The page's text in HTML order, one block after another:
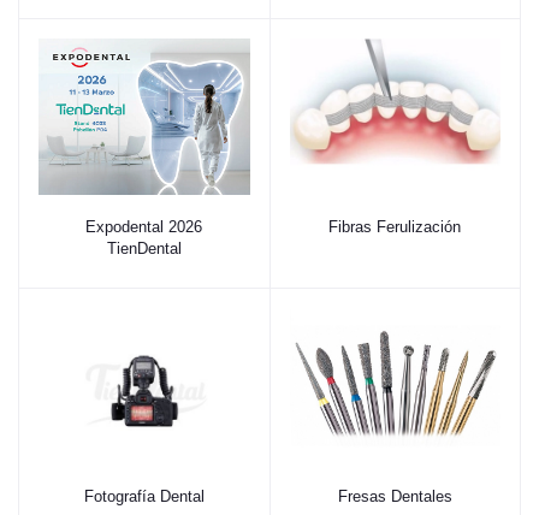
Expodental 2026
TienDental
Fibras Ferulización
Fotografía Dental Fresas Dentales